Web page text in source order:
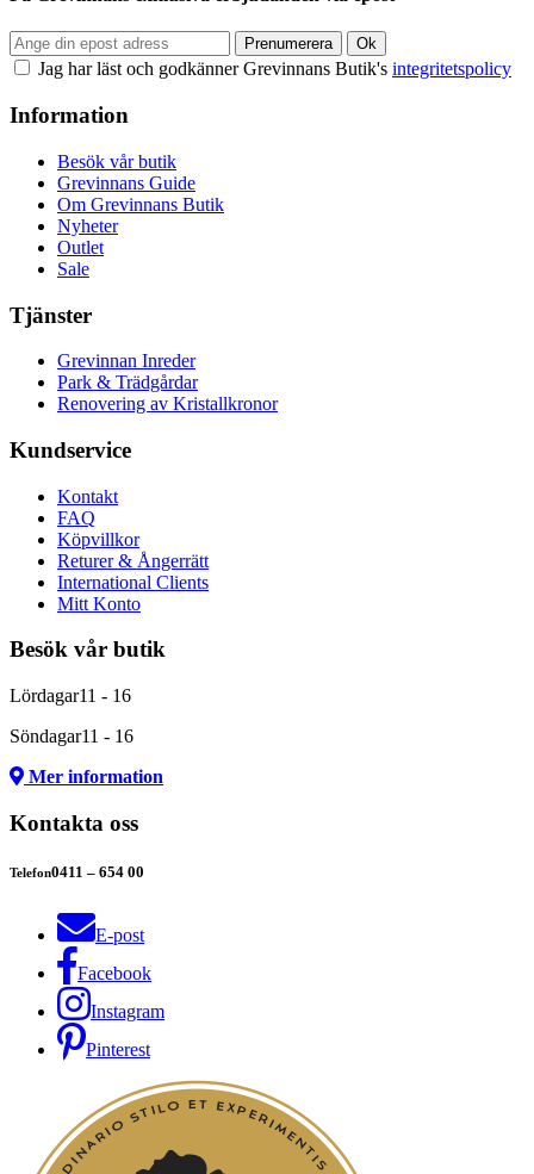
Jag har läst och godkänner Grevinnans Butik's integritetspolicy
Information
Besök vår butik
Grevinnans Guide
Om Grevinnans Butik
Nyheter
Outlet
Sale
Tjänster
Grevinnan Inreder
Park & Trädgårdar
Renovering av Kristallkronor
Kundservice
Kontakt
FAQ
Köpvillkor
Returer & Ångerrätt
International Clients
Mitt Konto
Besök vår butik
Lördagar11 - 16
Söndagar11 - 16
Mer information
Kontakta oss
Telefon0411 – 654 00
E-post
Facebook
Instagram
Pinterest